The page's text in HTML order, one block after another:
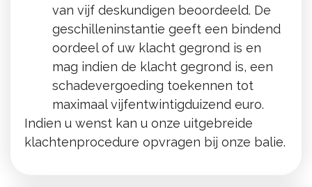
van vijf deskundigen beoordeeld. De
geschilleninstantie geeft een bindend
oordeel of uw klacht gegrond is en
mag indien de klacht gegrond is, een
schadevergoeding toekennen tot
maximaal vijfentwintigduizend euro.
Indien u wenst kan u onze uitgebreide
klachtenprocedure opvragen bij onze balie.